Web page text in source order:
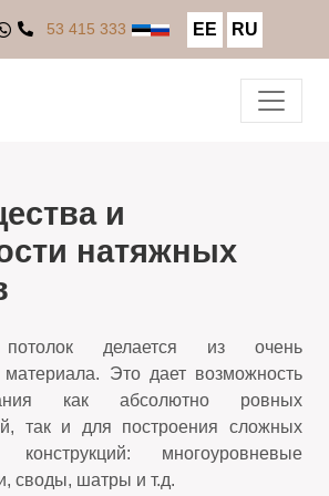
53 415 333 EE RU
и
натяжных
делается из очень
материала. Это дает возможность
как абсолютно ровных
так и для построения сложных
конструкций: многоуровневые
своды, шатры и т.д.